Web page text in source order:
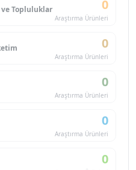
Topluluklar 0
Araştırma Ürünleri
0
Araştırma Ürünleri
0
Araştırma Ürünleri
0
Araştırma Ürünleri
0